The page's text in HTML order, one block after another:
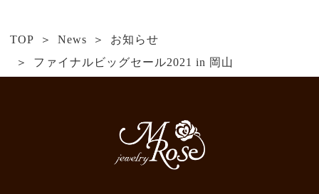
TOP News
お知らせ
ファイナルビッグセール2021 in 岡山